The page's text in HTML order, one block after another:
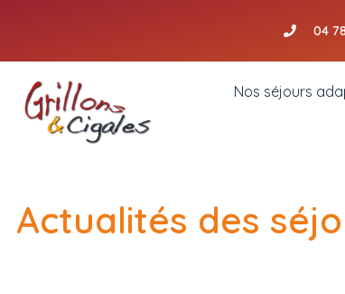
contenu
04
Nos séjours
Actualités des